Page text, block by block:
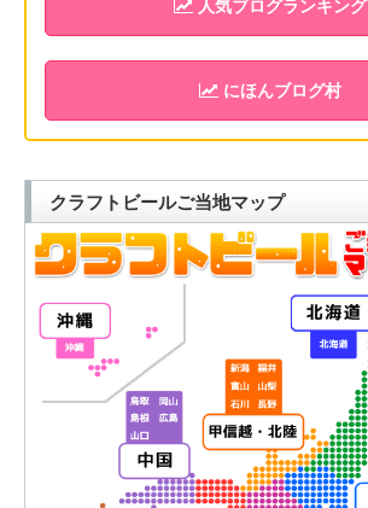
人気ブログランキング
にほんブログ村
クラフトビールご当地マップ